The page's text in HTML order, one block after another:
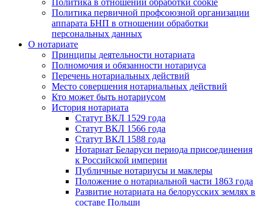
Политика в отношении обработки cookie
Политика первичной профсоюзной организации
аппарата БНП в отношении обработки
персональных данных
О нотариате
Принципы деятельности нотариата
Полномочия и обязанности нотариуса
Перечень нотариальных действий
Место совершения нотариальных действий
Кто может быть нотариусом
История нотариата
Статут ВКЛ 1529 года
Статут ВКЛ 1566 года
Статут ВКЛ 1588 года
Нотариат Беларуси периода присоединения
к Российской империи
Публичные нотариусы и маклеры
Положение о нотариальной части 1863 года
Развитие нотариата на белорусских землях в
составе Польши